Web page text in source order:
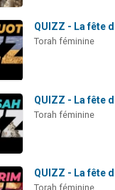
QUIZZ - La fête
Torah féminine
QUIZZ - La fête
Torah féminine
QUIZZ - La fête
Torah féminine